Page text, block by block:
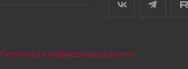
Политика конфиденциальности